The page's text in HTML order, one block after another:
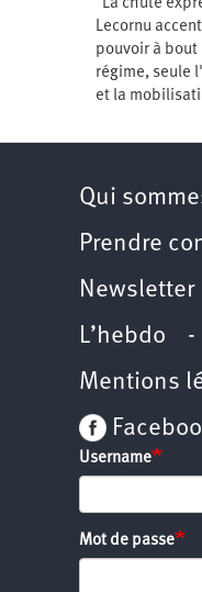
d’été
2020
Université
d’été
2021
Université
d’été
La chute
Lecornu
pouvoir à bout
régime, seule
et la
Qui
Prendre
L’hebdo
Mentions
Username
Mot de passe